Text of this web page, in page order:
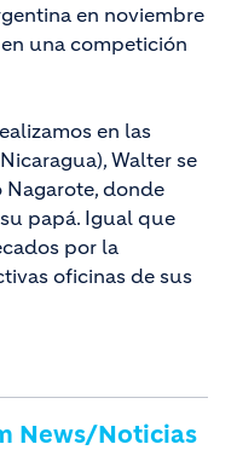
en noviembre
una competición
en las
Walter se
donde
papá. Igual que
por la
oficinas de sus
News/Noticias